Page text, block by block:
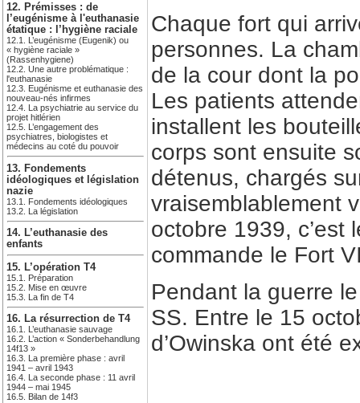
12. Prémisses : de
l’eugénisme à l'euthanasie
étatique : l’hygiène raciale
12.1. L’eugénisme (Eugenik) ou
« hygiène raciale »
(Rassenhygiene)
12.2. Une autre problématique :
l'euthanasie
12.3. Eugénisme et euthanasie des
nouveau-nés infirmes
12.4. La psychiatrie au service du
projet hitlérien
12.5. L’engagement des
psychiatres, biologistes et
médecins au coté du pouvoir
13. Fondements
idéologiques et législation
nazie
13.1. Fondements idéologiques
13.2. La législation
14. L’euthanasie des
enfants
15. L’opération T4
15.1. Préparation
15.2. Mise en œuvre
15.3. La fin de T4
16. La résurrection de T4
16.1. L’euthanasie sauvage
16.2. L’action « Sonderbehandlung
14f13 »
16.3. La première phase : avril
1941 – avril 1943
16.4. La seconde phase : 11 avril
1944 – mai 1945
16.5. Bilan de 14f3
Chaque fort qui
personnes. La
de la cour dont la
Les patients
installent les
corps sont ensuite
détenus, chargés
vraisemblablement
octobre 1939, c’est
commande le Fort
Pendant la guerre
SS. Entre le 15
d’Owinska ont été